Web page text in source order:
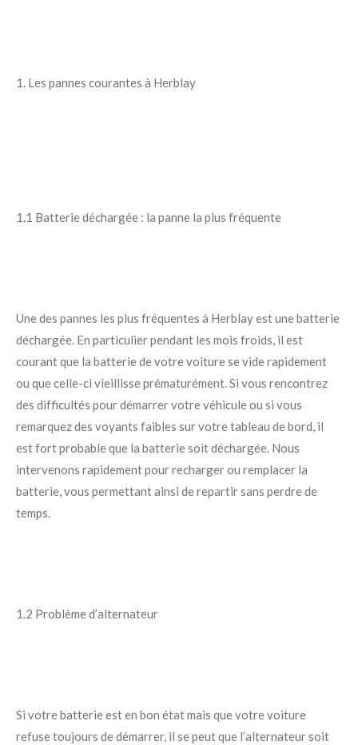
1. Les pannes courantes à Herblay
1.1 Batterie déchargée : la panne la plus fréquente
Une des pannes les plus fréquentes à Herblay est une batterie
déchargée. En particulier pendant les mois froids, il est
courant que la batterie de votre voiture se vide rapidement
ou que celle-ci vieillisse prématurément. Si vous rencontrez
des difficultés pour démarrer votre véhicule ou si vous
remarquez des voyants faibles sur votre tableau de bord, il
est fort probable que la batterie soit déchargée. Nous
intervenons rapidement pour recharger ou remplacer la
batterie, vous permettant ainsi de repartir sans perdre de
temps.
1.2 Problème d’alternateur
Si votre batterie est en bon état mais que votre voiture
refuse toujours de démarrer, il se peut que l’alternateur soit